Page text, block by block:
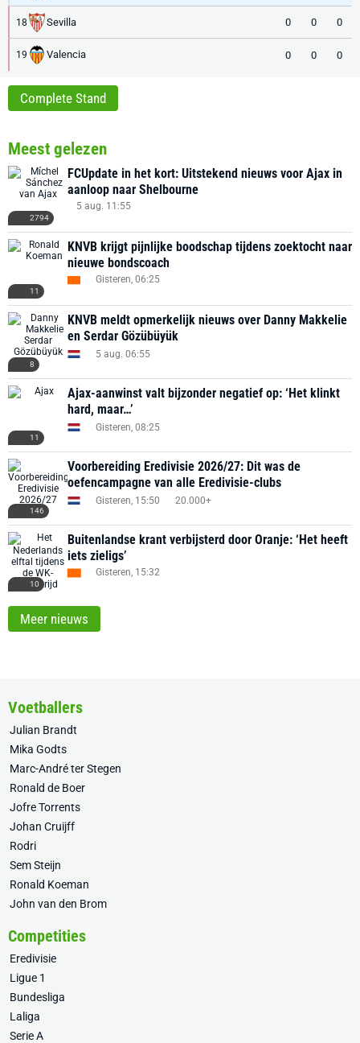
18 Sevilla 0 0 0
19 Valencia 0 0 0
Complete Stand
Meest gelezen
2794
FCUpdate in het kort: Uitstekend nieuws voor Ajax in
aanloop naar Shelbourne
5 aug. 11:55
11
KNVB krijgt pijnlijke boodschap tijdens zoektocht naar
nieuwe bondscoach
Gisteren, 06:25
8
KNVB meldt opmerkelijk nieuws over Danny Makkelie
en Serdar Gözübüyük
5 aug. 06:55
11
Ajax-aanwinst valt bijzonder negatief op: ‘Het klinkt
hard, maar…’
Gisteren, 08:25
146
Voorbereiding Eredivisie 2026/27: Dit was de
oefencampagne van alle Eredivisie-clubs
Gisteren, 15:50 20.000+
10
Buitenlandse krant verbijsterd door Oranje: ‘Het heeft
iets zieligs’
Gisteren, 15:32
Meer nieuws
Voetballers
Julian Brandt
Mika Godts
Marc-André ter Stegen
Ronald de Boer
Jofre Torrents
Johan Cruijff
Rodri
Sem Steijn
Ronald Koeman
John van den Brom
Competities
Eredivisie
Ligue 1
Bundesliga
Laliga
Serie A